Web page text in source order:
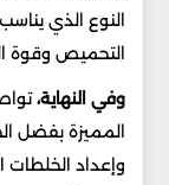
النوع الذي
التحميص وقوة
وفي النهاية،
المميزة بفضل
وإعداد الخلطات